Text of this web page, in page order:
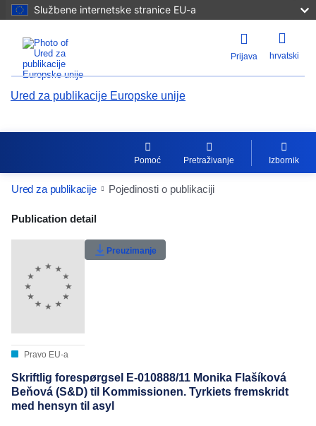
Službene internetske stranice EU-a
Prijava hrvatski
Ured za publikacije Europske unije
Pomoć Pretraživanje Izbornik
Ured za publikacije Pojedinosti o publikaciji
Publication Detail Actions Portlet
Ocjene korisnika
Publication detail
Pravo EU-a
Preuzimanje
Skriftlig forespørgsel E-010888/11 Monika Flašíková
Beňová (S&D) til Kommissionen. Tyrkiets fremskridt
med hensyn til asyl